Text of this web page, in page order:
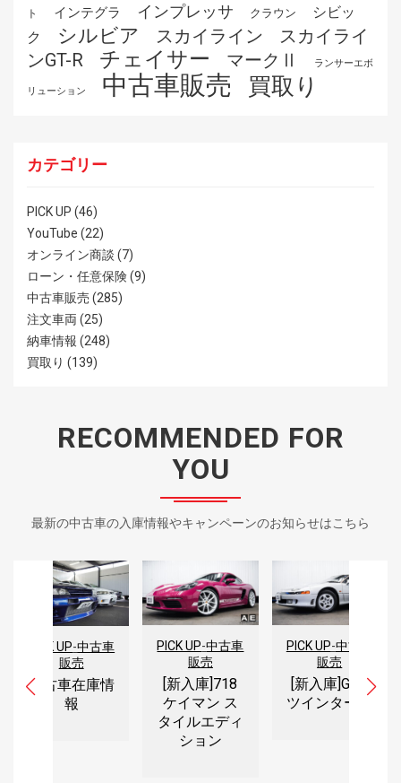
ト
インテグラ インプレッサ クラウン
シビッ
ク
シルビア スカイライン
スカイライ
ンGT-R
チェイサー マークⅡ ランサーエボ
リューション 中古車販売 買取り
カテゴリー
PICK UP (46)
YouTube (22)
オンライン商談 (7)
ローン・任意保険(9)
中古車販売 (285)
注文車両 (25)
納車情報 (248)
買取り (139)
RECOMMENDED FOR
YOU
最新の中古車の入庫情報やキャンペーンのお知らせはこちら
PICK UP-中古車
販売
中古車在庫情
報
PICK UP-中古車
販売
[新入庫]718
ケイマン ス
タイルエディ
ション
PICK UP-中古車
販売
[新入庫]GTO
ツインターボ